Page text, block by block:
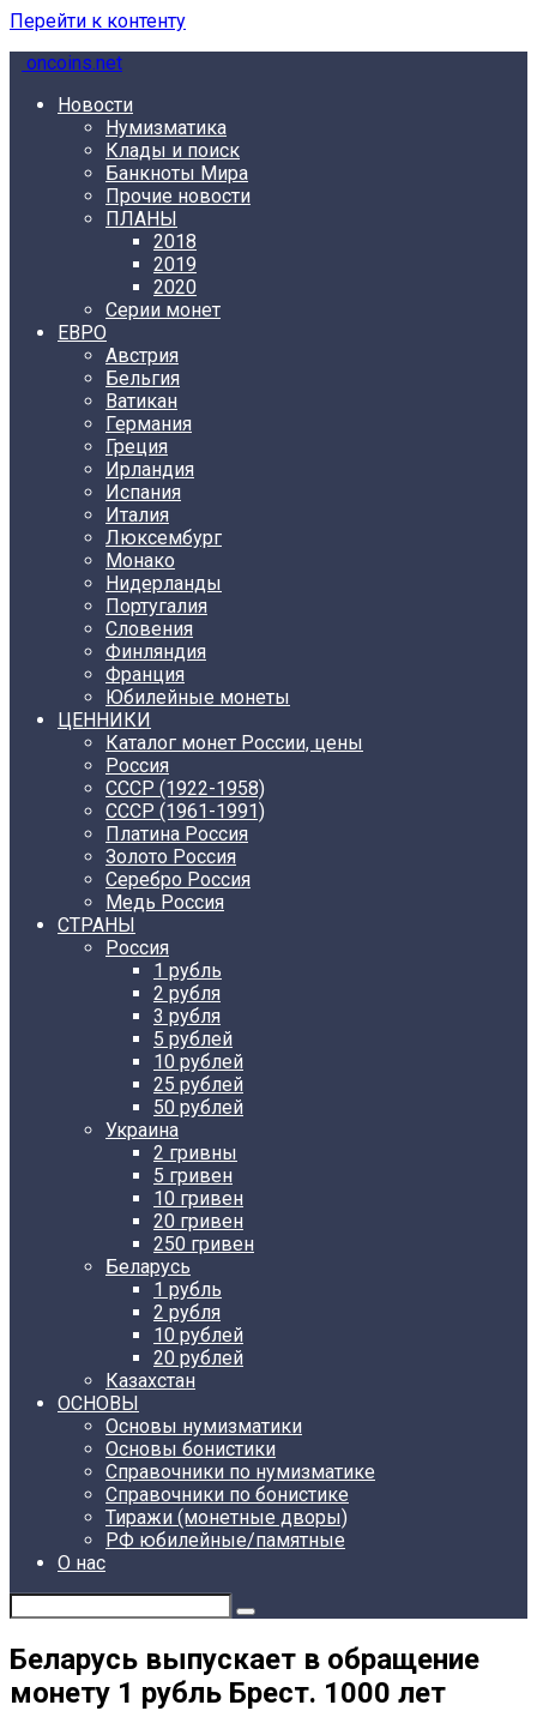
Перейти к контенту
oncoins.net
Новости
Нумизматика
Клады и поиск
Банкноты Мира
Прочие новости
ПЛАНЫ
2018
2019
2020
Серии монет
ЕВРО
Австрия
Бельгия
Ватикан
Германия
Греция
Ирландия
Испания
Италия
Люксембург
Монако
Нидерланды
Португалия
Словения
Финляндия
Франция
Юбилейные монеты
ЦЕННИКИ
Каталог монет России, цены
Россия
СССР (1922-1958)
CCCР (1961-1991)
Платина Россия
Золото Россия
Серебро Россия
Медь Россия
СТРАНЫ
Россия
1 рубль
2 рубля
3 рубля
5 рублей
10 рублей
25 рублей
50 рублей
Украина
2 гривны
5 гривен
10 гривен
20 гривен
250 гривен
Беларусь
1 рубль
2 рубля
10 рублей
20 рублей
Казахстан
ОСНОВЫ
Основы нумизматики
Основы бонистики
Справочники по нумизматике
Справочники по бонистике
Тиражи (монетные дворы)
РФ юбилейные/памятные
О нас
Беларусь выпускает в обращение
монету 1 рубль Брест. 1000 лет